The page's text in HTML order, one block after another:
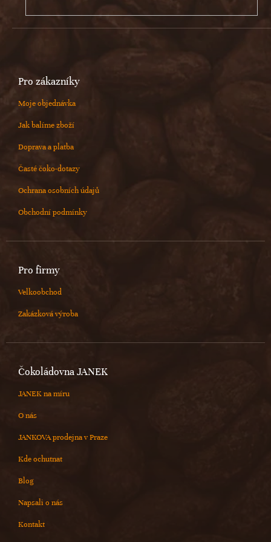
Pro zákazníky
Moje objednávka
Jak balíme zboží
Doprava a platba
Časté čoko-dotazy
Ochrana osobních údajů
Obchodní podmínky
Pro firmy
Velkoobchod
Zakázková výroba
Čokoládovna JANEK
JANEK na míru
O nás
JANKOVA prodejna v Praze
Kde ochutnat
Blog
Napsali o nás
Kontakt